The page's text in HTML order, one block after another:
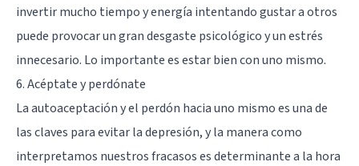
invertir mucho tiempo y energía intentando gustar a otros
puede provocar un gran desgaste psicológico y un estrés
innecesario. Lo importante es estar bien con uno mismo.
6. Acéptate y perdónate
La autoaceptación y el perdón hacia uno mismo es una de
las claves para evitar la depresión, y la manera como
interpretamos nuestros fracasos es determinante a la hora